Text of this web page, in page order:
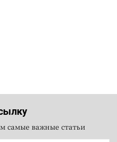
самые важные статьи